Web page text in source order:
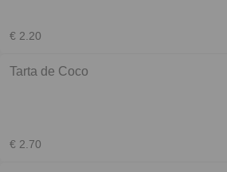
€ 2.20
Tarta de Coco
€ 2.70